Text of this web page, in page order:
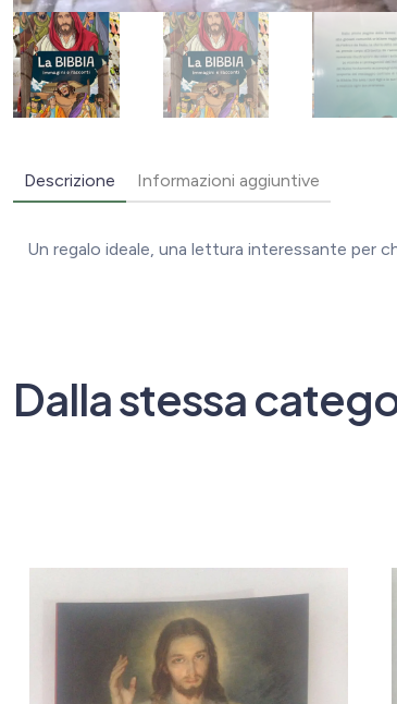
Descrizione Informazioni aggiuntive
Un regalo ideale, una lettura interessante per
Dalla stessa